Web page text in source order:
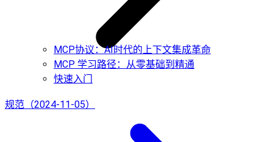
MCP协议：AI时代的上下文集成革命
MCP 学习路径：从零基础到精通
快速入门
规范（2024-11-05）